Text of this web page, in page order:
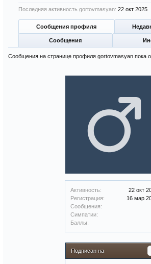
Активность:
22 окт
Регистрация:
16 мар
Сообщения:
Симпатии:
Баллы:
Подписан на
Последняя активность gortovmasyan: 22 окт 2025
Сообщения профиля
Сообщения
Сообщения на странице профиля gortovmasyan пока